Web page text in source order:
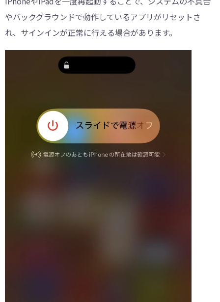
やバックグラウンドで動作しているアプリがリセットさ
れ、サインインが正常に行える場合があります。